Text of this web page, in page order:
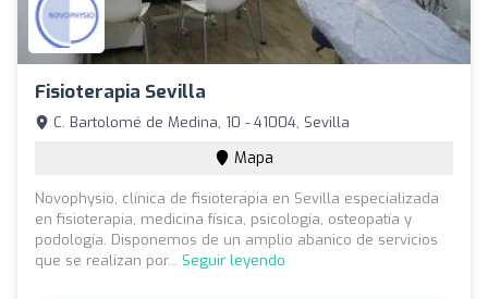
Fisioterapia Sevilla
C. Bartolomé de Medina, 10 - 41004, Sevilla
Mapa
Novophysio, clínica de fisioterapia en Sevilla especializada
en fisioterapia, medicina física, psicología, osteopatía y
podología. Disponemos de un amplio abanico de servicios
que se realizan por... Seguir leyendo